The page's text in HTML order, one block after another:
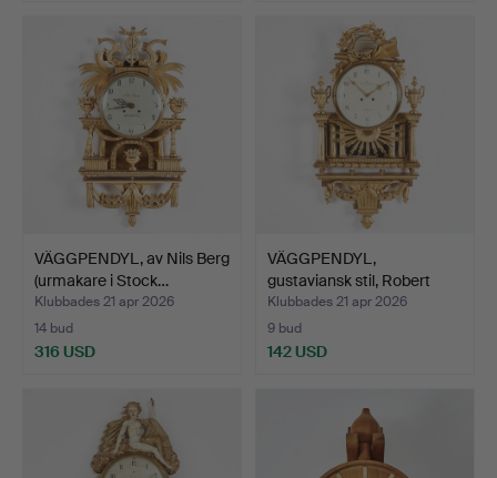
VÄGGPENDYL, av Nils Berg
(urmakare i Stock…
Klubbades 21 apr 2026
14 bud
316 USD
VÄGGPENDYL,
gustaviansk stil, Robert
Engst…
Klubbades 21 apr 2026
9 bud
142 USD